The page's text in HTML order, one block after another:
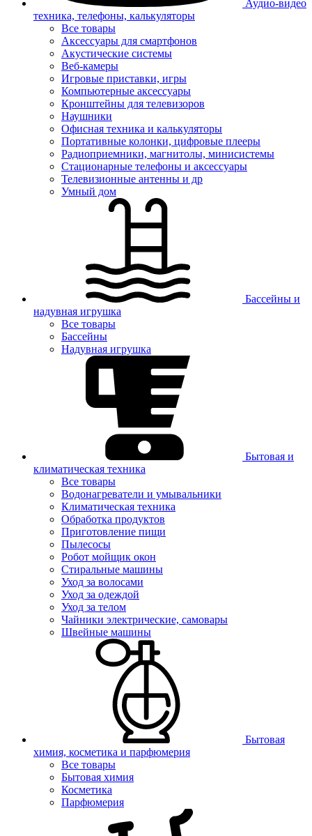
Аудио-видео
техника, телефоны, калькуляторы
Все товары
Аксессуары для смартфонов
Акустические системы
Веб-камеры
Игровые приставки, игры
Компьютерные аксессуары
Кронштейны для телевизоров
Наушники
Офисная техника и калькуляторы
Портативные колонки, цифровые плееры
Радиоприемники, магнитолы, минисистемы
Стационарные телефоны и аксессуары
Телевизионные антенны и др
Умный дом
Бассейны и
надувная игрушка
Все товары
Бассейны
Надувная игрушка
Бытовая и
климатическая техника
Все товары
Водонагреватели и умывальники
Климатическая техника
Обработка продуктов
Приготовление пищи
Пылесосы
Робот мойщик окон
Стиральные машины
Уход за волосами
Уход за одеждой
Уход за телом
Чайники электрические, самовары
Швейные машины
Бытовая
химия, косметика и парфюмерия
Все товары
Бытовая химия
Косметика
Парфюмерия